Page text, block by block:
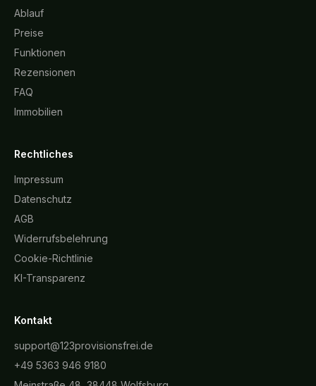
Ablauf
Preise
Funktionen
Rezensionen
FAQ
Immobilien
Rechtliches
Impressum
Datenschutz
AGB
Widerrufsbelehrung
Cookie-Richtlinie
KI-Transparenz
Kontakt
support@123provisionsfrei.de
+49 5363 946 9180